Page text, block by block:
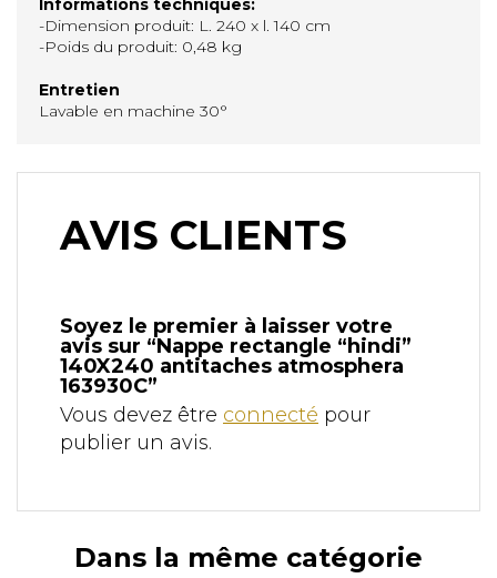
Informations techniques:
-Dimension produit: L. 240 x l. 140 cm
-Poids du produit: 0,48 kg
Entretien
Lavable en machine 30°
AVIS CLIENTS
Soyez le premier à laisser votre
avis sur “Nappe rectangle “hindi”
140X240 antitaches atmosphera
163930C”
Vous devez être connecté pour
publier un avis.
Dans la même catégorie